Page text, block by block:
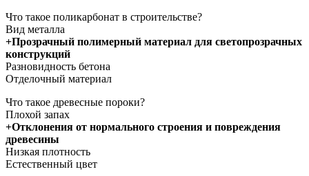
Что такое поликарбонат в строительстве?
Вид металла
+Прозрачный полимерный материал для светопрозрачных
конструкций
Разновидность бетона
Отделочный материал
Что такое древесные пороки?
Плохой запах
+Отклонения от нормального строения и повреждения
древесины
Низкая плотность
Естественный цвет